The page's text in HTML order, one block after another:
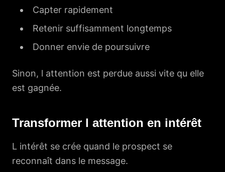
Capter rapidement
Retenir suffisamment longtemps
Donner envie de poursuivre
Sinon, l attention est perdue aussi vite qu elle
est gagnée.
Transformer l attention en intérêt
L intérêt se crée quand le prospect se
reconnaît dans le message.